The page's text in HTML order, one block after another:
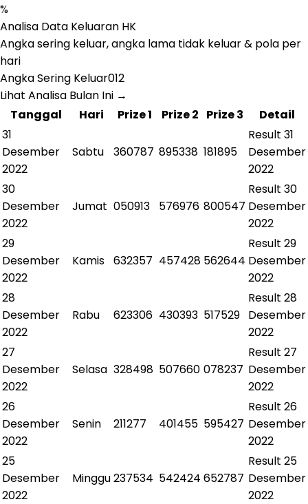
%
Analisa Data Keluaran HK
Angka sering keluar, angka lama tidak keluar & pola per
hari
Angka Sering Keluar012
Lihat Analisa Bulan Ini →
Tanggal
Hari Prize 1 Prize 2 Prize 3
Detail
31
Desember
2022
Sabtu 360787 895338 181895
Result 31
Desember
2022
30
Desember
2022
Jumat 050913 576976 800547
Result 30
Desember
2022
29
Desember
2022
Kamis 632357 457428 562644
Result 29
Desember
2022
28
Desember
2022
Rabu 623306 430393 517529
Result 28
Desember
2022
27
Desember
2022
Selasa 328498 507660 078237
Result 27
Desember
2022
26
Desember
2022
Senin 211277 401455 595427
Result 26
Desember
2022
25
Desember
2022
Minggu237534 542424 652787
Result 25
Desember
2022